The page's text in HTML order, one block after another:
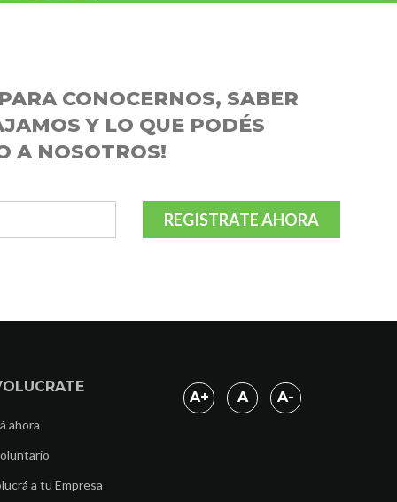
CONOCERNOS, SABER
Y LO QUE PODÉS
A NOSOTROS!
REGISTRATE AHORA
ahora
a tu Empresa
A+ A A-